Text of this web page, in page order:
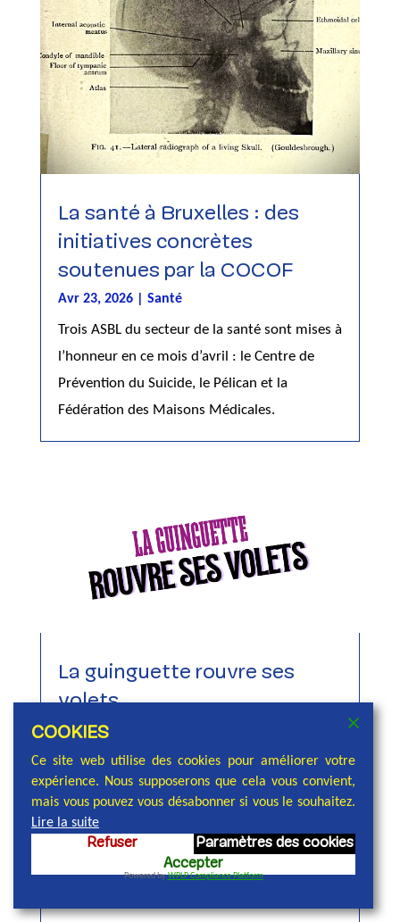
La santé à Bruxelles : des
initiatives concrètes
soutenues par la COCOF
Avr 23, 2026| Santé
Trois ASBL du secteur de la santé sont mises à
l’honneur en ce mois d’avril : le Centre de
Prévention du Suicide, le Pélican et la
Fédération des Maisons Médicales.
La guinguette rouvre ses
volets
Avr 20, 2026
Invitation au spectacle de la 46ème saison de
la « Guinguette a rouvert ses volets » Plongez
dans l’effervescence des années 60 ! Le
cabaret-concert « Le temps des Yéyés » vous
invite à revivre l’ambiance électrisante de
COOKIES
Ce site web utilise des cookies pour améliorer votre
expérience. Nous supposerons que cela vous convient,
mais vous pouvez vous désabonner si vous le souhaitez.
Lire la suite
Refuser
Paramètres des cookies
Accepter
Powered byWPLP Compliance Platform